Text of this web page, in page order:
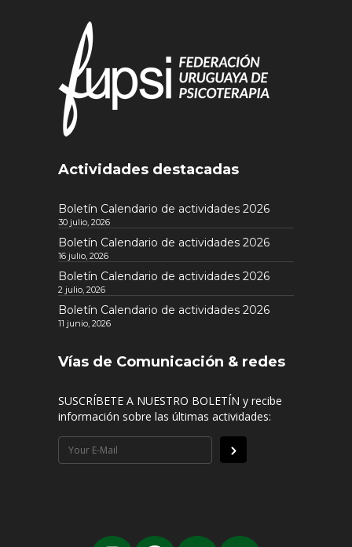
Actividades destacadas
Boletín Calendario de actividades 2026
30 julio, 2026
Boletín Calendario de actividades 2026
16 julio, 2026
Boletín Calendario de actividades 2026
2 julio, 2026
Boletín Calendario de actividades 2026
11 junio, 2026
Vías de Comunicación & redes
SUSCRÍBETE A NUESTRO BOLETÍN y recibe
información sobre las últimas actividades: